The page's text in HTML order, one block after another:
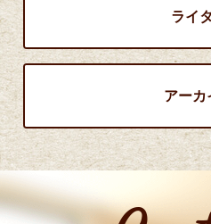
ライ
アーカ